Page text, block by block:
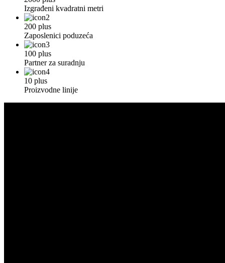
Izgrađeni kvadratni metri
200 plus
Zaposlenici poduzeća
100 plus
Partner za suradnju
10 plus
Proizvodne linije